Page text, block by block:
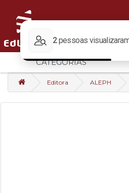
CATEGORIAS
Editora ALEPH